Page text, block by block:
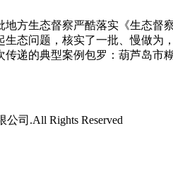
生态督察严酷落实《生态督
态问题，核实了一批、慢做
递的典型案例包罗：葫芦岛
司.All Rights Reserved